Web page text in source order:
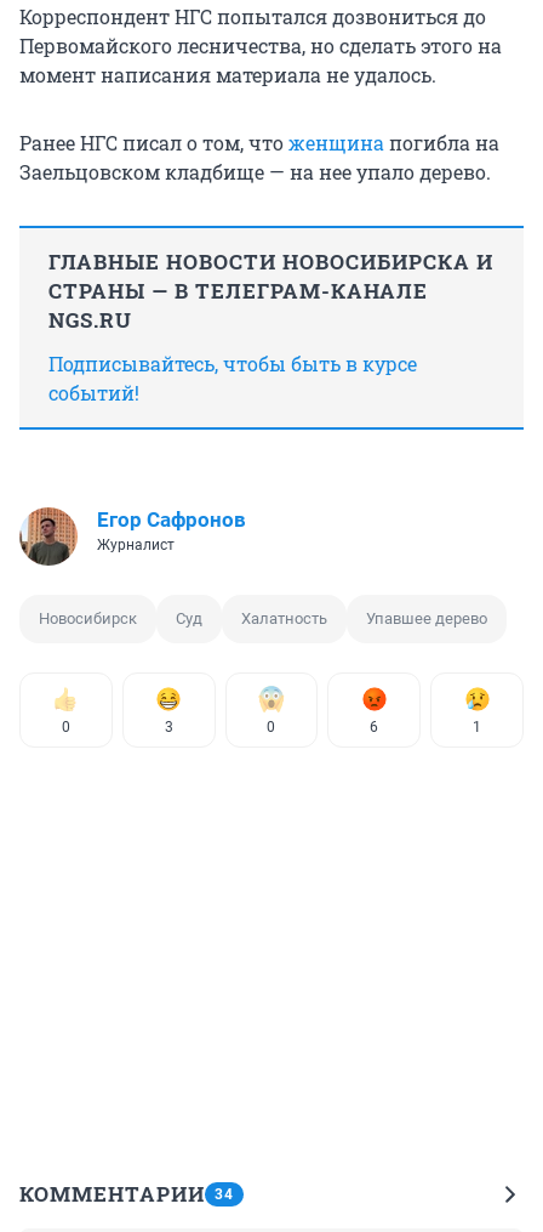
Корреспондент НГС попытался дозвониться до
Первомайского лесничества, но сделать этого на
момент написания материала не удалось.
Ранее НГС писал о том, чтоженщинапогибла на
Заельцовском кладбище — на нее упало дерево.
ГЛАВНЫЕ НОВОСТИ НОВОСИБИРСКА И
СТРАНЫ — В ТЕЛЕГРАМ-КАНАЛЕ
NGS.RU
Подписывайтесь, чтобы быть в курсе
событий!
Егор Сафронов
Журналист
Новосибирск Суд Халатность Упавшее дерево
0 3 0 6 1
КОММЕНТАРИИ 34